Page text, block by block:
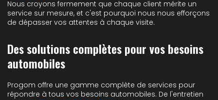
Nous croyons fermement que chaque client mérite un
service sur mesure, et c'est pourquoi nous nous efforçons
de dépasser vos attentes à chaque visite.
Des solutions complètes pour vos besoins
automobiles
Progom offre une gamme complète de services pour
répondre à tous vos besoins automobiles. De l'entretien